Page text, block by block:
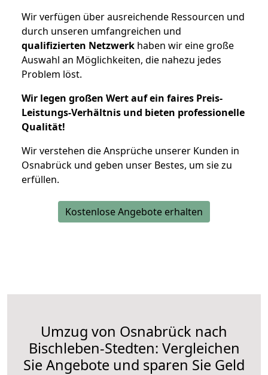
Wir verfügen über ausreichende Ressourcen und
durch unseren umfangreichen und
qualifizierten Netzwerk haben wir eine große
Auswahl an Möglichkeiten, die nahezu jedes
Problem löst.
Wir legen großen Wert auf ein faires Preis-
Leistungs-Verhältnis und bieten professionelle
Qualität!
Wir verstehen die Ansprüche unserer Kunden in
Osnabrück und geben unser Bestes, um sie zu
erfüllen.
Kostenlose Angebote erhalten
Umzug von Osnabrück nach
Bischleben-Stedten: Vergleichen
Sie Angebote und sparen Sie Geld